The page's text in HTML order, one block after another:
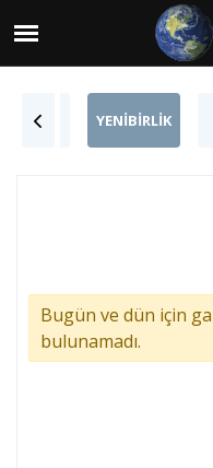
ASYA
YENİBİRLİK
Bugün ve dün için
bulunamadı.